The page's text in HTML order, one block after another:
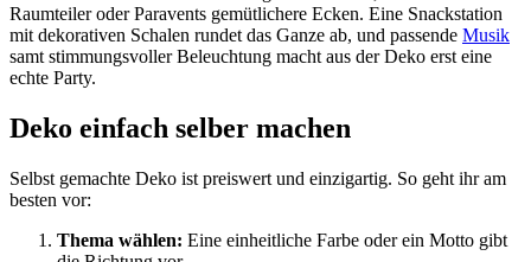
Raumteiler oder Paravents gemütlichere Ecken. Eine Snackstation
mit dekorativen Schalen rundet das Ganze ab, und passende Musik
samt stimmungsvoller Beleuchtung macht aus der Deko erst eine
echte Party.
Deko einfach selber machen
Selbst gemachte Deko ist preiswert und einzigartig. So geht ihr am
besten vor:
Thema wählen: Eine einheitliche Farbe oder ein Motto gibt